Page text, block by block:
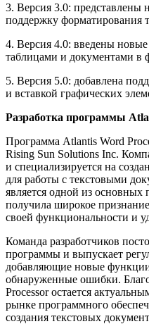
3. Версия 3.0: представлены
поддержку форматирования
4. Версия 4.0: введены
таблицами и документами в
5. Версия 5.0: добавлена
и вставкой графических
Разработка программы
Программа Atlantis Word
Rising Sun Solutions Inc.
и специализируется на
для работы с текстовыми
является одной из
получила широкое
своей функциональности и
Команда разработчиков
программы и выпускает
добавляющие новые
обнаруженные ошибки.
Processor остается
рынке программного
создания текстовых